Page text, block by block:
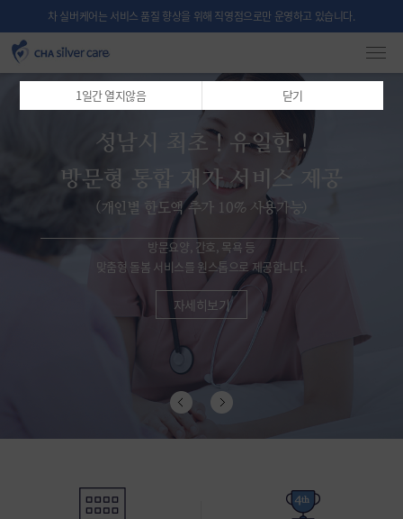
차 실버케어는 서비스 품질 향상을 위해 직영점으로만 운영하고 있습니다.
성남시 최초 ! 유일한 !
방문형 통합 재가 서비스 제공
(개인별 한도액 추가 10% 사용가능)
방문요양, 간호, 목욕 등
맞춤형 돌봄 서비스를 원스톱으로 제공합니다.
자세히보기
(개인별 1인당 1년간 50만원 범위내 지원)
차병원 그룹이 운영하는
‘차 실버케어'와 건강한 노후의 행복을 준비하십시요
1일간 열지않음 닫기